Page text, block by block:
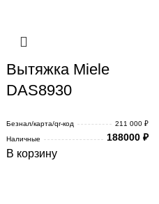
Вытяжка Miele
DAS8930
Безнал/карта/qr-код
211 000 ₽
Наличные
188000 ₽
В корзину